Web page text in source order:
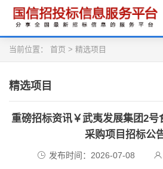
当前位置： 首页 > 精选项目
精选项目
重磅招标资讯￥武夷发展集团2号
采购项目招标公
发布时间：2026-07-08